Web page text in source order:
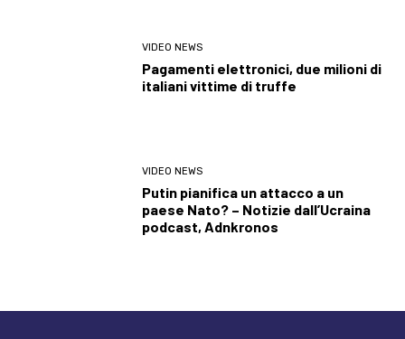
VIDEO NEWS
Pagamenti elettronici, due milioni di
italiani vittime di truffe
VIDEO NEWS
Putin pianifica un attacco a un
paese Nato? – Notizie dall’Ucraina
podcast, Adnkronos